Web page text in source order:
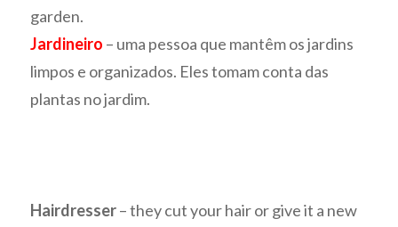
garden.
Jardineiro – uma pessoa que mantêm os jardins
limpos e organizados. Eles tomam conta das
plantas no jardim.
Hairdresser– they cut your hair or give it a new